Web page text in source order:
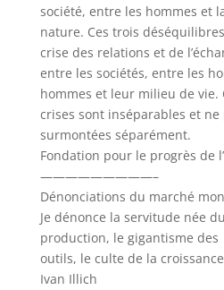
société, entre les hommes et
nature. Ces trois
crise des relations et de
entre les sociétés, entre les
hommes et leur milieu de vie.
crises sont inséparables et
surmontées séparément.
Fondation pour le progrès de
—————————–
Dénonciations du marché
Je dénonce la servitude née
production, le gigantisme des
outils, le culte de la
Ivan Illich